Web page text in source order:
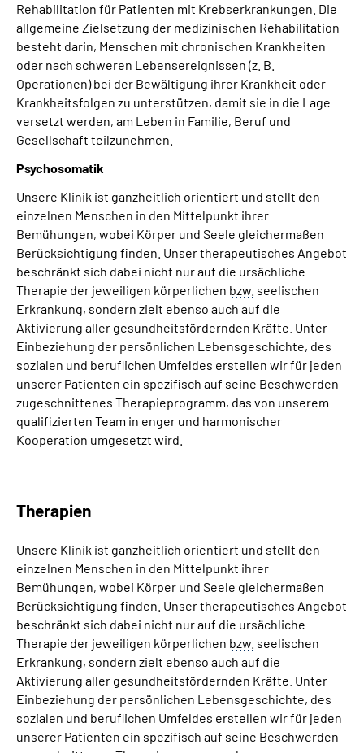
Rehabilitation für Patienten mit Krebserkrankungen. Die
allgemeine Zielsetzung der medizinischen Rehabilitation
besteht darin, Menschen mit chronischen Krankheiten
oder nach schweren Lebensereignissen (z. B.
Operationen) bei der Bewältigung ihrer Krankheit oder
Krankheitsfolgen zu unterstützen, damit sie in die Lage
versetzt werden, am Leben in Familie, Beruf und
Gesellschaft teilzunehmen.
Psychosomatik
Unsere Klinik ist ganzheitlich orientiert und stellt den
einzelnen Menschen in den Mittelpunkt ihrer
Bemühungen, wobei Körper und Seele gleichermaßen
Berücksichtigung finden. Unser therapeutisches Angebot
beschränkt sich dabei nicht nur auf die ursächliche
Therapie der jeweiligen körperlichen bzw. seelischen
Erkrankung, sondern zielt ebenso auch auf die
Aktivierung aller gesundheitsfördernden Kräfte. Unter
Einbeziehung der persönlichen Lebensgeschichte, des
sozialen und beruflichen Umfeldes erstellen wir für jeden
unserer Patienten ein spezifisch auf seine Beschwerden
zugeschnittenes Therapieprogramm, das von unserem
qualifizierten Team in enger und harmonischer
Kooperation umgesetzt wird.
Therapien
Unsere Klinik ist ganzheitlich orientiert und stellt den
einzelnen Menschen in den Mittelpunkt ihrer
Bemühungen, wobei Körper und Seele gleichermaßen
Berücksichtigung finden. Unser therapeutisches Angebot
beschränkt sich dabei nicht nur auf die ursächliche
Therapie der jeweiligen körperlichen bzw. seelischen
Erkrankung, sondern zielt ebenso auch auf die
Aktivierung aller gesundheitsfördernden Kräfte. Unter
Einbeziehung der persönlichen Lebensgeschichte, des
sozialen und beruflichen Umfeldes erstellen wir für jeden
unserer Patienten ein spezifisch auf seine Beschwerden